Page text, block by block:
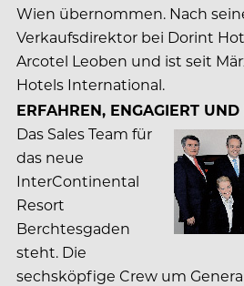
Wien übernommen. Nach
Verkaufsdirektor bei Dorint
Arcotel Leoben und ist seit
Hotels International.
ERFAHREN, ENGAGIERT
Das Sales Team für
das neue
InterContinental
Resort
Berchtesgaden
steht. Die
sechsköpfige Crew um